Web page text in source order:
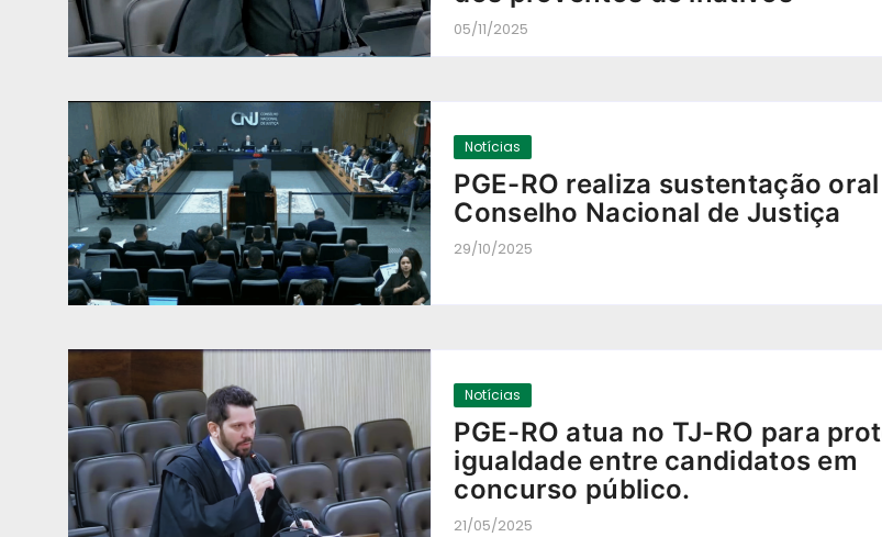
05/11/2025
Notícias
PGE-RO realiza sustentação
Conselho Nacional de Justiça
29/10/2025
Notícias
PGE-RO atua no TJ-RO para
igualdade entre candidatos em
concurso público.
21/05/2025